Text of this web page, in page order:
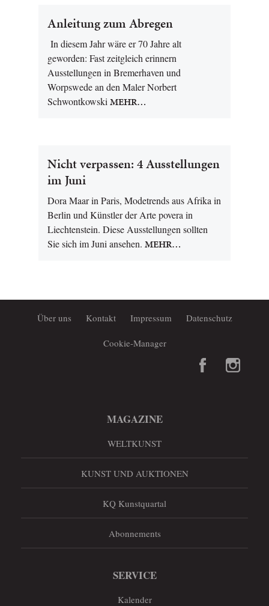
Anleitung zum Abregen
In diesem Jahr wäre er 70 Jahre alt
geworden: Fast zeitgleich erinnern
Ausstellungen in Bremerhaven und
Worpswede an den Maler Norbert
Schwontkowski MEHR…
Nicht verpassen: 4 Ausstellungen
im Juni
Dora Maar in Paris, Modetrends aus Afrika in
Berlin und Künstler der Arte povera in
Liechtenstein. Diese Ausstellungen sollten
Sie sich im Juni ansehen. MEHR…
Über uns Kontakt Impressum Datenschutz
Cookie-Manager
MAGAZINE
WELTKUNST
KUNST UND AUKTIONEN
KQ Kunstquartal
Abonnements
SERVICE
Kalender